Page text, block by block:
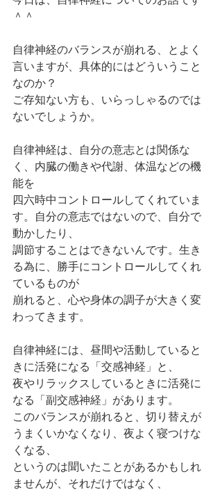
＾＾
自律神経のバランスが崩れる、とよく
言いますが、具体的にはどういうこと
なのか？
ご存知ない方も、いらっしゃるのでは
ないでしょうか。
自律神経は、自分の意志とは関係な
く、内臓の働きや代謝、体温などの機
能を
四六時中コントロールしてくれていま
す。自分の意志ではないので、自分で
動かしたり、
調節することはできないんです。生き
る為に、勝手にコントロールしてくれ
ているものが
崩れると、心や身体の調子が大きく変
わってきます。
自律神経には、昼間や活動していると
きに活発になる「交感神経」と、
夜やリラックスしているときに活発に
なる「副交感神経」があります。
このバランスが崩れると、切り替えが
うまくいかなくなり、夜よく寝つけな
くなる、
というのは聞いたことがあるかもしれ
ませんが、それだけではなく、